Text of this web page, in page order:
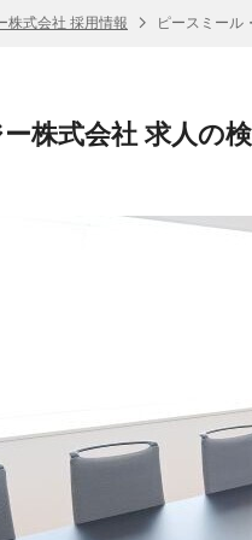
株式会社 採用情報 ピースミール
株式会社 求人の